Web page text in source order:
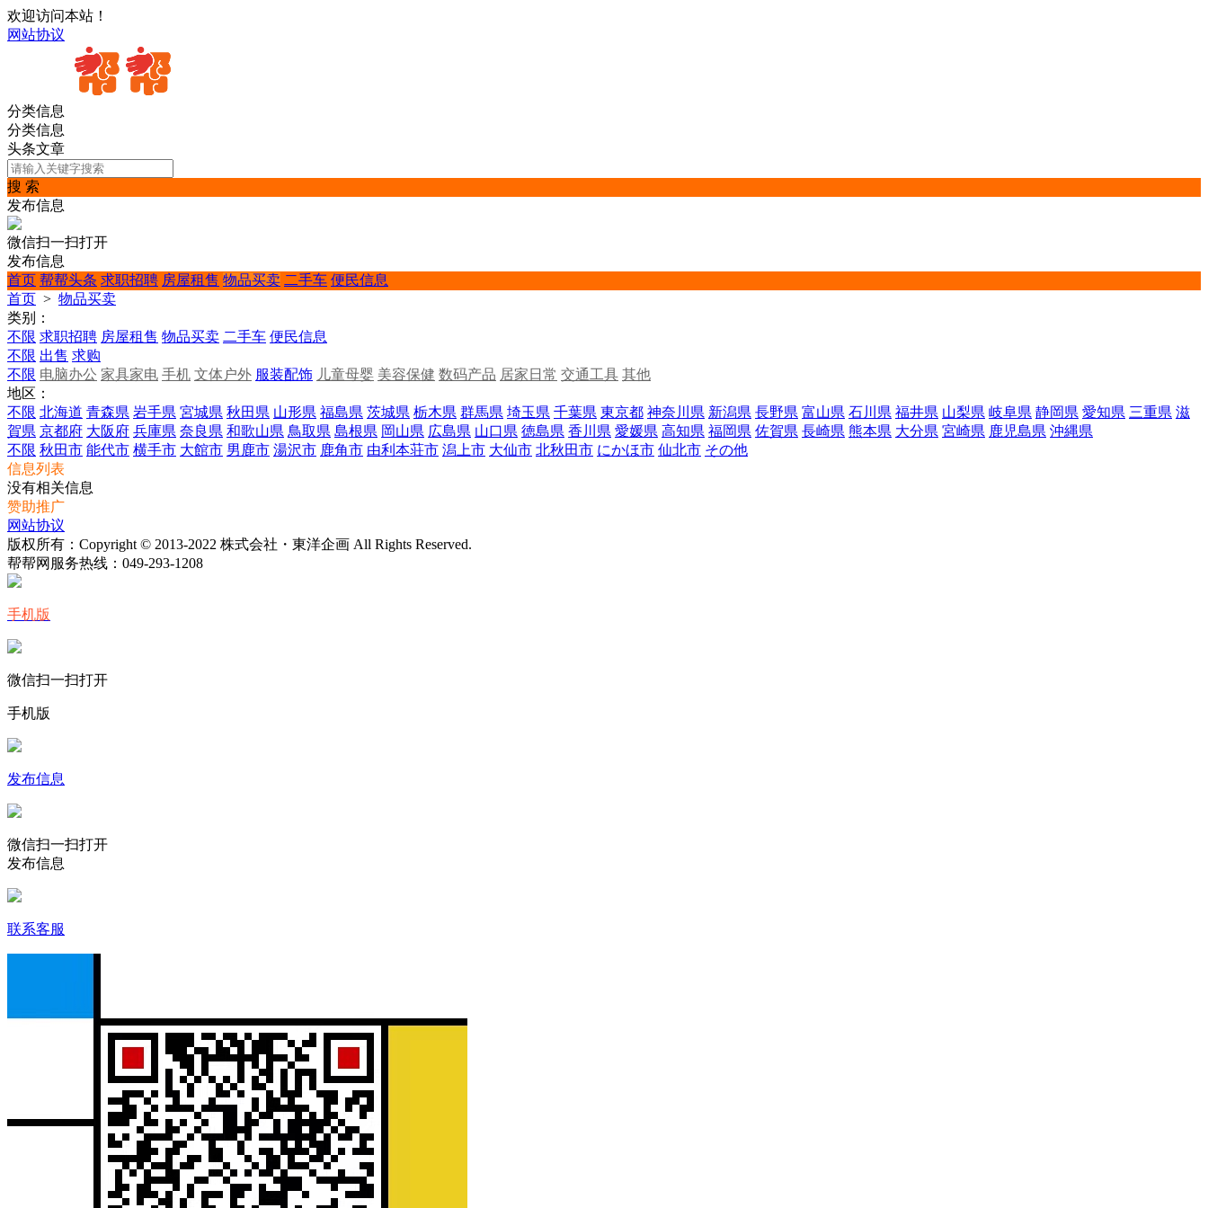
欢迎访问本站！
网站协议
分类信息
分类信息
头条文章
搜 索
发布信息
微信扫一扫打开
发布信息
首页 帮帮头条 求职招聘 房屋租售 物品买卖 二手车 便民信息
首页 > 物品买卖
类别：
不限 求职招聘 房屋租售 物品买卖 二手车 便民信息
不限 出售 求购
不限 电脑办公 家具家电 手机 文体户外 服装配饰 儿童母婴 美容保健 数码产品 居家日常 交通工具 其他
地区：
不限 北海道 青森県 岩手県 宮城県 秋田県 山形県 福島県 茨城県 栃木県 群馬県 埼玉県 千葉県 東京都 神奈川県 新潟県 長野県 富山県 石川県 福井県 山梨県 岐阜県 静岡県 愛知県 三重県 滋
賀県 京都府 大阪府 兵庫県 奈良県 和歌山県 鳥取県 島根県 岡山県 広島県 山口県 徳島県 香川県 愛媛県 高知県 福岡県 佐賀県 長崎県 熊本県 大分県 宮崎県 鹿児島県 沖縄県
不限 秋田市 能代市 横手市 大館市 男鹿市 湯沢市 鹿角市 由利本荘市 潟上市 大仙市 北秋田市 にかほ市 仙北市 その他
信息列表
没有相关信息
赞助推广
网站协议
版权所有：Copyright © 2013-2022 株式会社・東洋企画 All Rights Reserved.
帮帮网服务热线： 049-293-1208
手机版
微信扫一扫打开
手机版
发布信息
微信扫一扫打开
发布信息
联系客服